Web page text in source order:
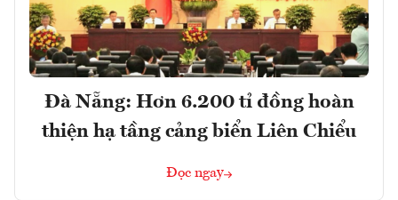
Đà Nẵng: Hơn 6.200 tỉ đồng hoàn
thiện hạ tầng cảng biển Liên Chiểu
Đọc ngay